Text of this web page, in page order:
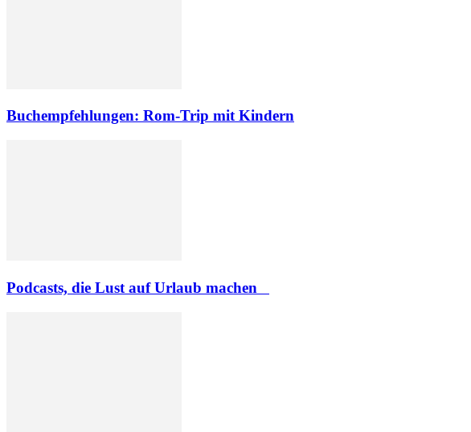
Buchempfehlungen: Rom-Trip mit Kindern
Podcasts, die Lust auf Urlaub machen